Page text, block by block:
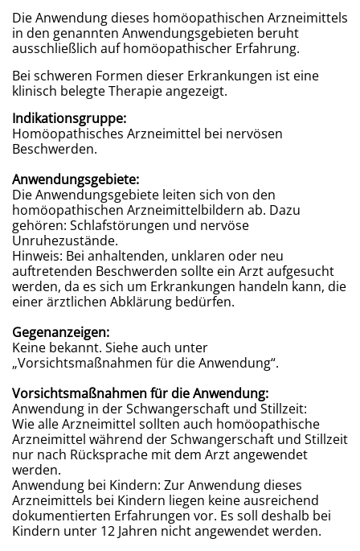
Die Anwendung dieses homöopathischen Arzneimittels
in den genannten Anwendungsgebieten beruht
ausschließlich auf homöopathischer Erfahrung.
Bei schweren Formen dieser Erkrankungen ist eine
klinisch belegte Therapie angezeigt.
Indikationsgruppe:
Homöopathisches Arzneimittel bei nervösen
Beschwerden.
Anwendungsgebiete:
Die Anwendungsgebiete leiten sich von den
homöopathischen Arzneimittelbildern ab. Dazu
gehören: Schlafstörungen und nervöse
Unruhezustände.
Hinweis: Bei anhaltenden, unklaren oder neu
auftretenden Beschwerden sollte ein Arzt aufgesucht
werden, da es sich um Erkrankungen handeln kann, die
einer ärztlichen Abklärung bedürfen.
Gegenanzeigen:
Keine bekannt. Siehe auch unter
„Vorsichtsmaßnahmen für die Anwendung“.
Vorsichtsmaßnahmen für die Anwendung:
Anwendung in der Schwangerschaft und Stillzeit:
Wie alle Arzneimittel sollten auch homöopathische
Arzneimittel während der Schwangerschaft und Stillzeit
nur nach Rücksprache mit dem Arzt angewendet
werden.
Anwendung bei Kindern: Zur Anwendung dieses
Arzneimittels bei Kindern liegen keine ausreichend
dokumentierten Erfahrungen vor. Es soll deshalb bei
Kindern unter 12 Jahren nicht angewendet werden.